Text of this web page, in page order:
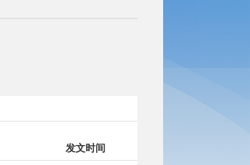
发文时间